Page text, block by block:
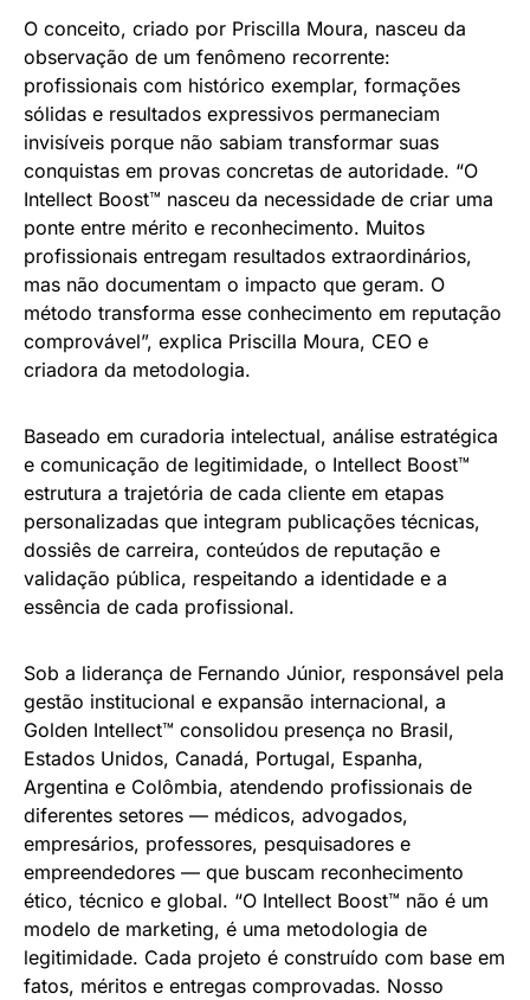
O conceito, criado por Priscilla Moura, nasceu da
observação de um fenômeno recorrente:
profissionais com histórico exemplar, formações
sólidas e resultados expressivos permaneciam
invisíveis porque não sabiam transformar suas
conquistas em provas concretas de autoridade. “O
Intellect Boost™ nasceu da necessidade de criar uma
ponte entre mérito e reconhecimento. Muitos
profissionais entregam resultados extraordinários,
mas não documentam o impacto que geram. O
método transforma esse conhecimento em reputação
comprovável”, explica Priscilla Moura, CEO e
criadora da metodologia.
Baseado em curadoria intelectual, análise estratégica
e comunicação de legitimidade, o Intellect Boost™
estrutura a trajetória de cada cliente em etapas
personalizadas que integram publicações técnicas,
dossiês de carreira, conteúdos de reputação e
validação pública, respeitando a identidade e a
essência de cada profissional.
Sob a liderança de Fernando Júnior, responsável pela
gestão institucional e expansão internacional, a
Golden Intellect™ consolidou presença no Brasil,
Estados Unidos, Canadá, Portugal, Espanha,
Argentina e Colômbia, atendendo profissionais de
diferentes setores — médicos, advogados,
empresários, professores, pesquisadores e
empreendedores — que buscam reconhecimento
ético, técnico e global. “O Intellect Boost™ não é um
modelo de marketing, é uma metodologia de
legitimidade. Cada projeto é construído com base em
fatos, méritos e entregas comprovadas. Nosso